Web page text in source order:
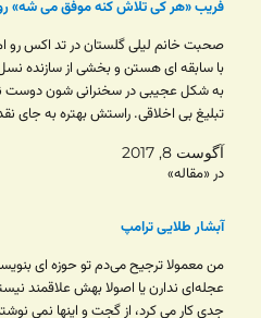
فریب «هر کی تلاش کنه موفق می شه»
صحبت خانم لیلی گلستان در تد اکس رو
با سابقه ای هستن و بخشی از سازنده
به شکل عجیبی در سخنرانی شون دوست
تبلیغ بی اخلاقی. راستش بهتره به جای
آگوست 8, 2017
در «مقاله»
آبشار طلایی ترامپ
من معمولا ترجیح می‌دم تو حوزه ای
عجله‌ای ندارن یا اصولا بهش علاقمند
جدی کار می کرد، از گجت و اینها نمی